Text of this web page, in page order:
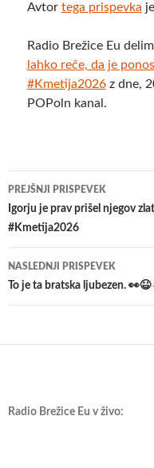
Avtor tega prispevka
Radio Brežice Eu
lahko reče, da je
#Kmetija2026z dne,
POPoln kanal.
Krmarjenje
po
prispevkih
PREJŠNJI PRISPEVEK
Igorju je prav prišel njegov
#Kmetija2026
NASLEDNJI PRISPEVEK
To je ta bratska ljubezen.
Radio Brežice Eu v živo: